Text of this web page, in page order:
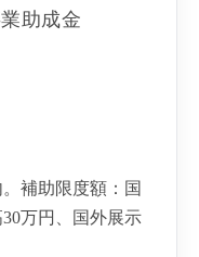
助成金
補助限度額：国
万円、国外展示